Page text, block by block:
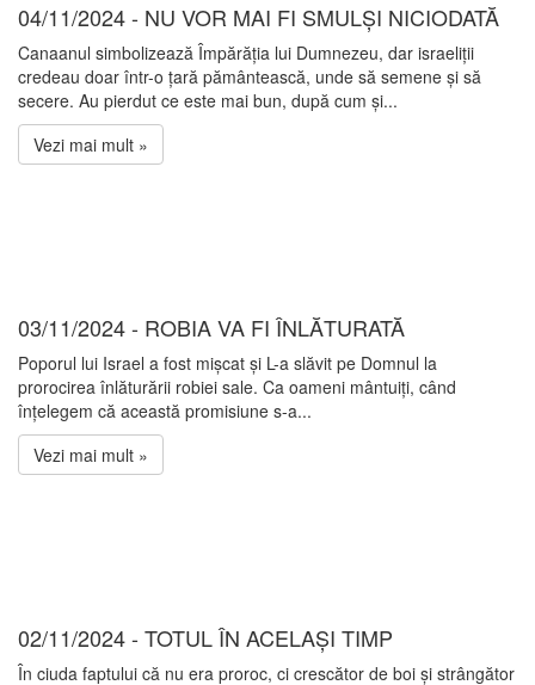
04/11/2024 - NU VOR MAI FI SMULȘI NICIODATĂ
Canaanul simbolizează Împărăția lui Dumnezeu, dar israeliții
credeau doar într-o țară pământească, unde să semene și să
secere. Au pierdut ce este mai bun, după cum și...
Vezi mai mult »
03/11/2024 - ROBIA VA FI ÎNLĂTURATĂ
Poporul lui Israel a fost mișcat și L-a slăvit pe Domnul la
prorocirea înlăturării robiei sale. Ca oameni mântuiți, când
înțelegem că această promisiune s-a...
Vezi mai mult »
02/11/2024 - TOTUL ÎN ACELAȘI TIMP
În ciuda faptului că nu era proroc, ci crescător de boi și strângător